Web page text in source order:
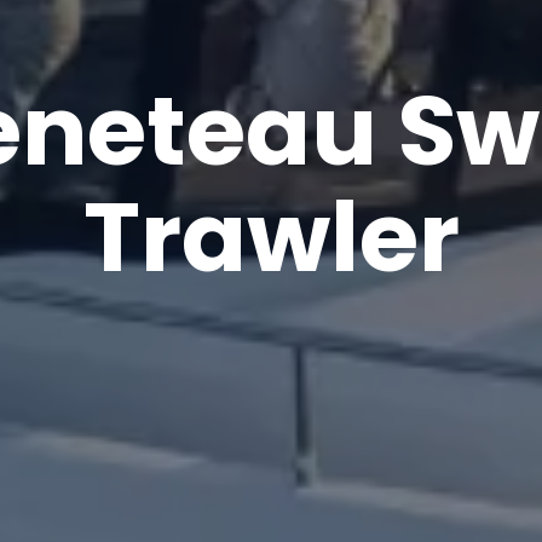
Trawler